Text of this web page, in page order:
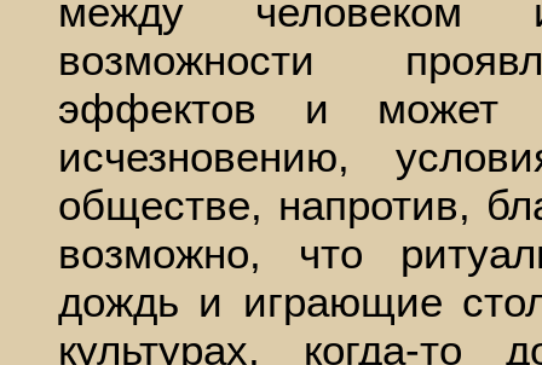
между человеком
возможности
эффектов и может
исчезновению,
обществе, напротив,
возможно, что
дождь и играющие
культурах, когда-то